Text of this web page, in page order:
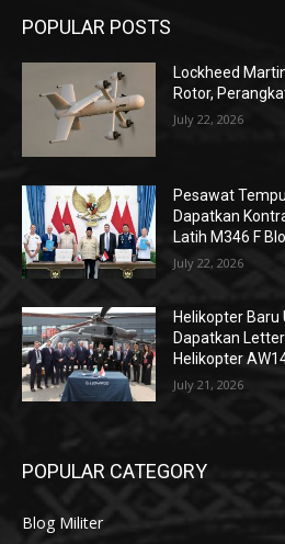
POPULAR POSTS
Lockheed
Rotor,
July 22, 2026
Pesawat
Dapatkan
Latih M346 F
July 22, 2026
Helikopter Baru
Dapatkan
Helikopter
July 21, 2026
POPULAR CATEGORY
Blog Militer